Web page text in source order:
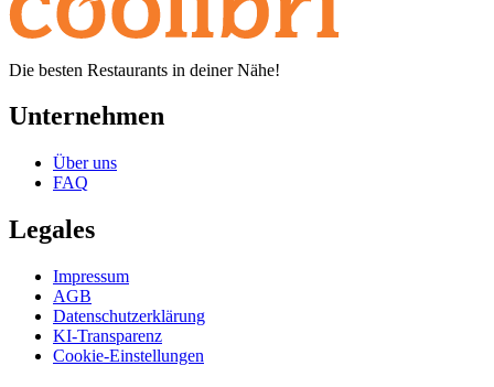
Die besten Restaurants in deiner Nähe!
Unternehmen
Über uns
FAQ
Legales
Impressum
AGB
Datenschutzerklärung
KI-Transparenz
Cookie-Einstellungen